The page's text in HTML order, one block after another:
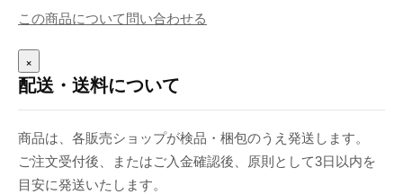
この商品について問い合わせる
×
配送・送料について
商品は、各販売ショップが検品・梱包のうえ発送します。
ご注文受付後、またはご入金確認後、原則として3日以内を
目安に発送いたします。